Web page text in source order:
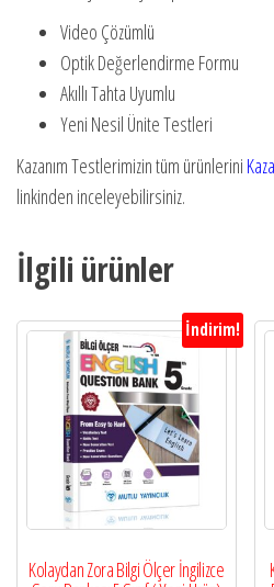
Video Çözümlü
Optik Değerlendirme Formu
Akıllı Tahta Uyumlu
Yeni Nesil Ünite Testleri
Kazanım Testlerimizin tüm ürünlerini
linkinden inceleyebilirsiniz.
İlgili ürünler
İndirim!
Kolaydan Zora Bilgi Ölçer İngilizce